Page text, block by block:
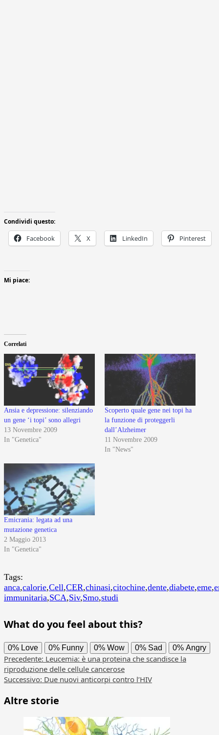
Condividi questo:
Facebook X LinkedIn Pinterest
Mi piace:
Correlati
Ansia e depressione: silenziando
un gene ‘i topi’ sono allegri
13 Novembre 2009
In "Genetica"
Scoperto quale gene nei topi ha
la funzione di proteggerli
dall’Alzheimer
11 Novembre 2009
In "News"
Emicrania: legata ad una
mutazione genetica
2 Maggio 2013
In "Genetica"
Tags:
anca,calorie,Cell,CER,chinasi,citochine,dente,diabete,eme,
immunitaria,SCA,Siv,Smo,studi
What do you feel about this?
0% Love 0% Funny 0% Wow 0% Sad 0% Angry
Navigazione
articolo
Precedente: Leucemia: è una proteina che scandisce la
riproduzione delle cellule cancerose
Successivo: Due nuovi anticorpi contro l’HIV
Altre storie